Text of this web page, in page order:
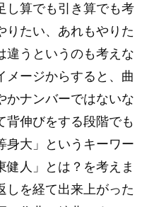
し算でも引き算でも考
りたい、あれもやりた
違うというのも考えな
メージからすると、曲
かナンバーではないな
背伸びをする段階でも
身大」というキーワー
健人」とは？を考えま
しを経て出来上がった